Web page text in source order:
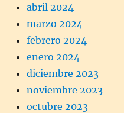
abril 2024
marzo 2024
febrero 2024
enero 2024
diciembre 2023
noviembre 2023
octubre 2023